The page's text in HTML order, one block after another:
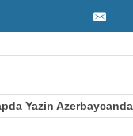
Yazin